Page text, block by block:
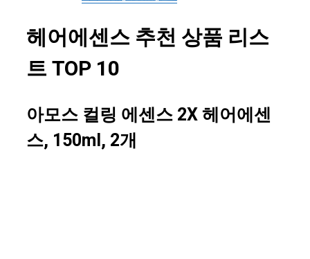
헤어에센스 추천 상품 리스
트 TOP 10
아모스 컬링 에센스 2X 헤어에센
스, 150ml, 2개